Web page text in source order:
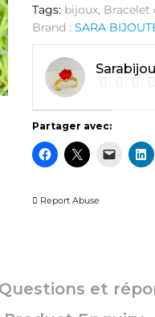
Tags: bijoux, Bracelet
Brand :SARA
Partager avec:
Report Abuse
Questions et